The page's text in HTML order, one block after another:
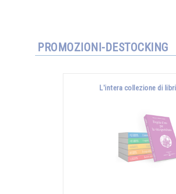
PROMOZIONI-DESTOCKING
L'intera collezione di